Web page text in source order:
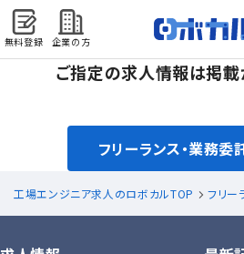
無料登録 企業の方
ご指定の求人情報は掲載
フリーランス・業務
工場エンジニア求人のロボカルTOP フリー